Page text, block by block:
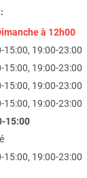
à 12h00
15:00, 19:00-23:00
15:00, 19:00-23:00
15:00, 19:00-23:00
15:00, 19:00-23:00
15:00
15:00, 19:00-23:00